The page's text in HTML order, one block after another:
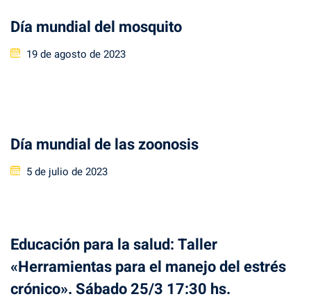
Día mundial del mosquito
Posted
19 de agosto de 2023
Día mundial de las zoonosis
Posted
5 de julio de 2023
Educación para la salud: Taller
«Herramientas para el manejo del estrés
crónico». Sábado 25/3 17:30 hs.